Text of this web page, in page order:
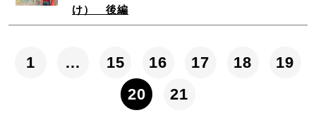
け） 後編
1 … 15 16 17 18
19
20
21